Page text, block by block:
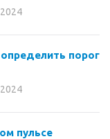
порог
пульсе